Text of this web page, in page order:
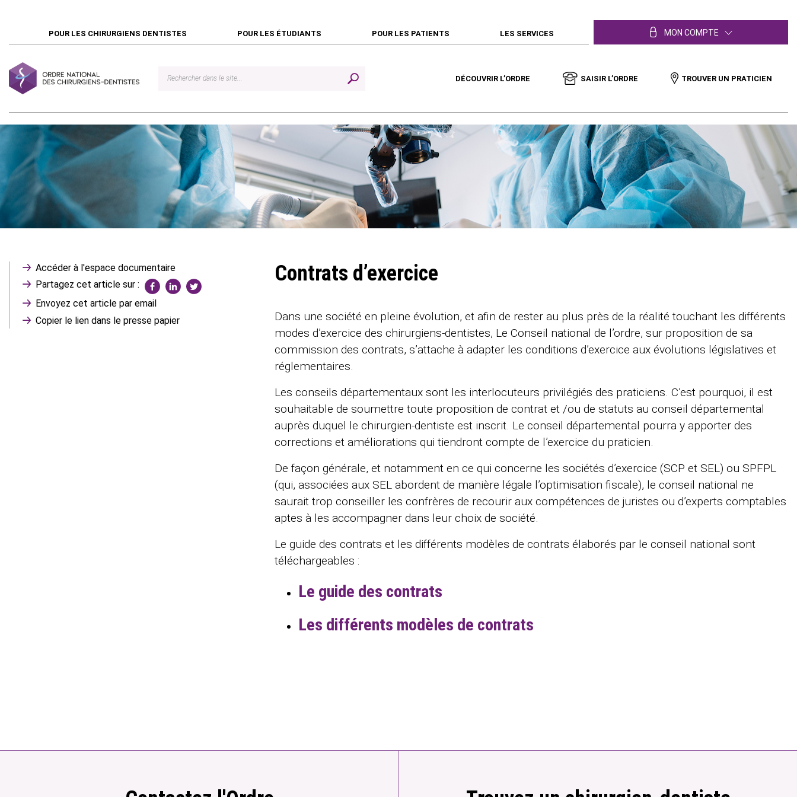
POUR LES CHIRURGIENS DENTISTES POUR LES ÉTUDIANTS POUR LES PATIENTS LES SERVICES MON COMPTE
DÉCOUVRIR L’ORDRE SAISIR L’ORDRE TROUVER UN PRATICIEN
Contrats d’exercice
Dans une société en pleine évolution, et afin de rester au plus près de la réalité touchant les différents
modes d’exercice des chirurgiens-dentistes, Le Conseil national de l’ordre, sur proposition de sa
commission des contrats, s’attache à adapter les conditions d’exercice aux évolutions législatives et
réglementaires.
Les conseils départementaux sont les interlocuteurs privilégiés des praticiens. C’est pourquoi, il est
souhaitable de soumettre toute proposition de contrat et /ou de statuts au conseil départemental
auprès duquel le chirurgien-dentiste est inscrit. Le conseil départemental pourra y apporter des
corrections et améliorations qui tiendront compte de l’exercice du praticien.
De façon générale, et notamment en ce qui concerne les sociétés d’exercice (SCP et SEL) ou SPFPL
(qui, associées aux SEL abordent de manière légale l’optimisation fiscale), le conseil national ne
saurait trop conseiller les confrères de recourir aux compétences de juristes ou d’experts comptables
aptes à les accompagner dans leur choix de société.
Le guide des contrats et les différents modèles de contrats élaborés par le conseil national sont
téléchargeables :
Le guide des contrats
Les différents modèles de contrats
Accéder à l'espace documentaire
Partagez cet article sur :
Envoyez cet article par email
Copier le lien dans le presse papier